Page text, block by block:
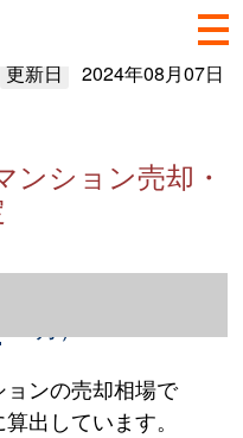
更新日 2024年08月07日
ンション売却・
ンの売却相場で
出しています。